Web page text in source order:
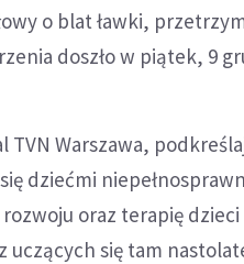
o blat ławki,
doszło w piątek, 9
TVN Warszawa,
dziećmi
oraz terapię
uczących się tam